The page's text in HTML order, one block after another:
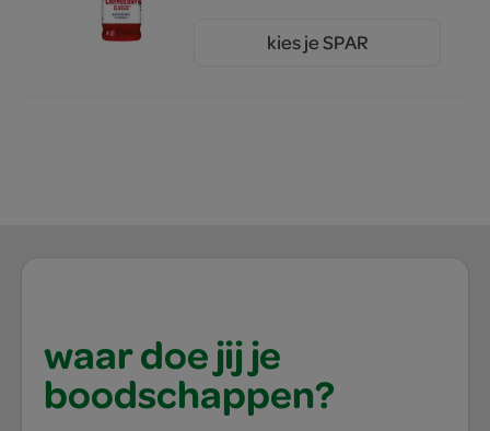
kies je SPAR
waar doe jij je
boodschappen?